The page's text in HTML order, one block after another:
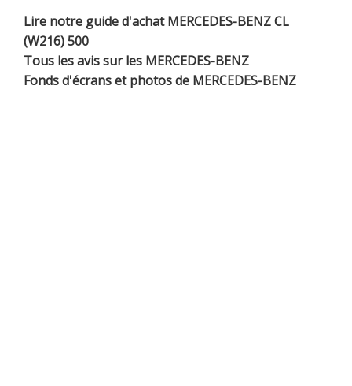
Lire notre guide d'achat MERCEDES-BENZ CL
(W216) 500
Tous les avis sur les MERCEDES-BENZ
Fonds d'écrans et photos de MERCEDES-BENZ